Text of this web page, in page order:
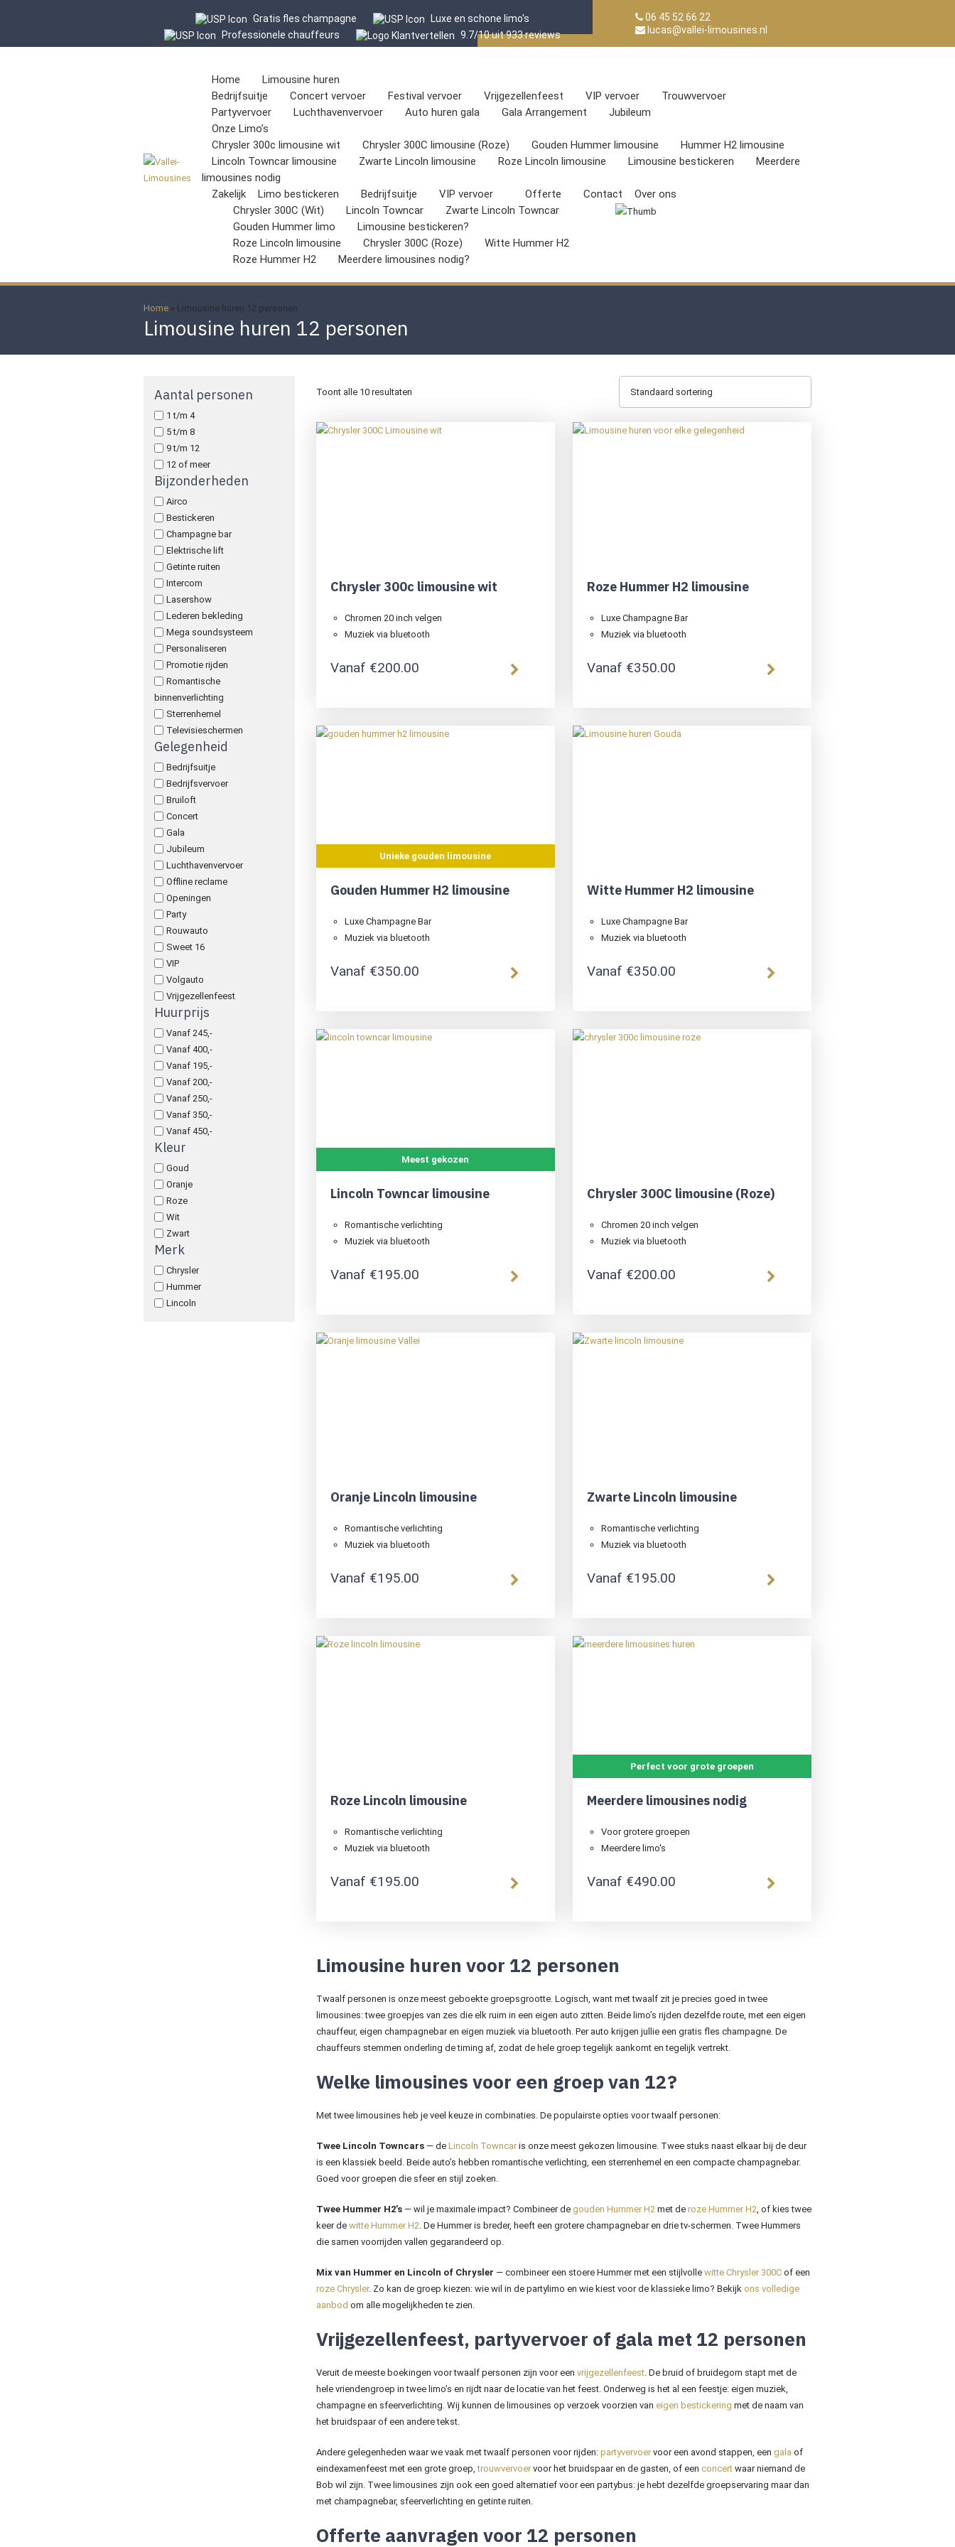
Gratis fles champagne
Luxe en schone limo's
Professionele chauffeurs
9.7/10 uit 933 reviews
06 45 52 66 22
lucas@vallei-limousines.nl
Home
Limousine huren
Bedrijfsuitje
Concert vervoer Festival vervoer Vrijgezellenfeest VIP vervoer
Trouwvervoer
Partyvervoer
Luchthavenvervoer Auto huren gala Gala Arrangement
Jubileum
Onze Limo’s
Chrysler 300c limousine wit
Chrysler 300C limousine (Roze) Gouden Hummer limousine
Hummer H2 limousine
Lincoln Towncar limousine
Zwarte Lincoln limousine Roze Lincoln limousine Limousine bestickeren
Meerdere
limousines nodig
Zakelijk
Limo bestickeren Bedrijfsuitje VIP vervoer Offerte Contact
Over ons
Chrysler 300C (Wit)
Lincoln Towncar
Zwarte Lincoln Towncar
Gouden Hummer limo
Limousine bestickeren?
Roze Lincoln limousine
Chrysler 300C (Roze)
Witte Hummer H2
Roze Hummer H2
Meerdere limousines nodig?
Home » Limousine huren 12 personen
Limousine huren 12 personen
Aantal personen
1 t/m 4
5 t/m 8
9 t/m 12
12 of meer
Bijzonderheden
Airco
Bestickeren
Champagne bar
Elektrische lift
Getinte ruiten
Intercom
Lasershow
Lederen bekleding
Mega soundsysteem
Personaliseren
Promotie rijden
Romantische
binnenverlichting
Sterrenhemel
Televisieschermen
Gelegenheid
Bedrijfsuitje
Bedrijfsvervoer
Bruiloft
Concert
Gala
Jubileum
Luchthavenvervoer
Offline reclame
Openingen
Party
Rouwauto
Sweet 16
VIP
Volgauto
Vrijgezellenfeest
Huurprijs
Vanaf 245,-
Vanaf 400,-
Vanaf 195,-
Vanaf 200,-
Vanaf 250,-
Vanaf 350,-
Vanaf 450,-
Kleur
Goud
Oranje
Roze
Wit
Zwart
Merk
Chrysler
Hummer
Lincoln
Toont alle 10 resultaten
Chrysler 300c limousine wit
Chromen 20 inch velgen
Muziek via bluetooth
Vanaf €200.00
Roze Hummer H2 limousine
Luxe Champagne Bar
Muziek via bluetooth
Vanaf €350.00
Unieke gouden limousine
Gouden Hummer H2 limousine
Luxe Champagne Bar
Muziek via bluetooth
Vanaf €350.00
Witte Hummer H2 limousine
Luxe Champagne Bar
Muziek via bluetooth
Vanaf €350.00
Meest gekozen
Lincoln Towncar limousine
Romantische verlichting
Muziek via bluetooth
Vanaf €195.00
Chrysler 300C limousine (Roze)
Chromen 20 inch velgen
Muziek via bluetooth
Vanaf €200.00
Oranje Lincoln limousine
Romantische verlichting
Muziek via bluetooth
Vanaf €195.00
Zwarte Lincoln limousine
Romantische verlichting
Muziek via bluetooth
Vanaf €195.00
Roze Lincoln limousine
Romantische verlichting
Muziek via bluetooth
Vanaf €195.00
Perfect voor grote groepen
Meerdere limousines nodig
Voor grotere groepen
Meerdere limo's
Vanaf €490.00
Limousine huren voor 12 personen
Twaalf personen is onze meest geboekte groepsgrootte. Logisch, want met twaalf zit je precies goed in twee
limousines: twee groepjes van zes die elk ruim in een eigen auto zitten. Beide limo’s rijden dezelfde route, met een eigen
chauffeur, eigen champagnebar en eigen muziek via bluetooth. Per auto krijgen jullie een gratis fles champagne. De
chauffeurs stemmen onderling de timing af, zodat de hele groep tegelijk aankomt en tegelijk vertrekt.
Welke limousines voor een groep van 12?
Met twee limousines heb je veel keuze in combinaties. De populairste opties voor twaalf personen:
Twee Lincoln Towncars— de Lincoln Towncaris onze meest gekozen limousine. Twee stuks naast elkaar bij de deur
is een klassiek beeld. Beide auto’s hebben romantische verlichting, een sterrenhemel en een compacte champagnebar.
Goed voor groepen die sfeer en stijl zoeken.
Twee Hummer H2’s— wil je maximale impact? Combineer de gouden Hummer H2met de roze Hummer H2, of kies twee
keer de witte Hummer H2. De Hummer is breder, heeft een grotere champagnebar en drie tv-schermen. Twee Hummers
die samen voorrijden vallen gegarandeerd op.
Mix van Hummer en Lincoln of Chrysler — combineer een stoere Hummer met een stijlvolle witte Chrysler 300Cof een
roze Chrysler. Zo kan de groep kiezen: wie wil in de partylimo en wie kiest voor de klassieke limo? Bekijk ons volledige
aanbod om alle mogelijkheden te zien.
Vrijgezellenfeest, partyvervoer of gala met 12 personen
Veruit de meeste boekingen voor twaalf personen zijn voor een vrijgezellenfeest. De bruid of bruidegom stapt met de
hele vriendengroep in twee limo’s en rijdt naar de locatie van het feest. Onderweg is het al een feestje: eigen muziek,
champagne en sfeerverlichting. Wij kunnen de limousines op verzoek voorzien van eigen bestickering met de naam van
het bruidspaar of een andere tekst.
Andere gelegenheden waar we vaak met twaalf personen voor rijden: partyvervoervoor een avond stappen, een gala of
eindexamenfeest met een grote groep,trouwvervoervoor het bruidspaar en de gasten, of een concertwaar niemand de
Bob wil zijn. Twee limousines zijn ook een goed alternatief voor een partybus: je hebt dezelfde groepservaring maar dan
met champagnebar, sfeerverlichting en getinte ruiten.
Offerte aanvragen voor 12 personen